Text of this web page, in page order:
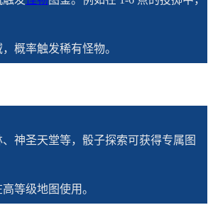
概率触发稀有怪物。
神圣天堂等，骰子探索可获得专属图
等级地图使用。